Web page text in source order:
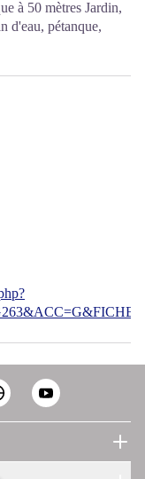
à 50 mètres Jardin,
d'eau, pétanque,